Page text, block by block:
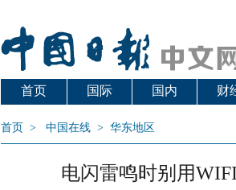
首页 国际 国内 财
首页 > 中国在线 > 华东地区
电闪雷鸣时别用